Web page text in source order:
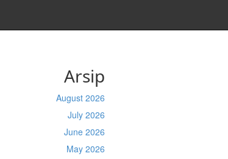
Arsip
August 2026
July 2026
June 2026
May 2026